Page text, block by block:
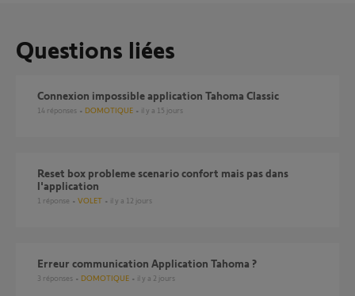
Questions liées
Connexion impossible application Tahoma Classic
14 réponses DOMOTIQUE il y a 15 jours
Reset box probleme scenario confort mais pas dans
l'application
1 réponse VOLET il y a 12 jours
Erreur communication Application Tahoma ?
3 réponses DOMOTIQUE il y a 2 jours